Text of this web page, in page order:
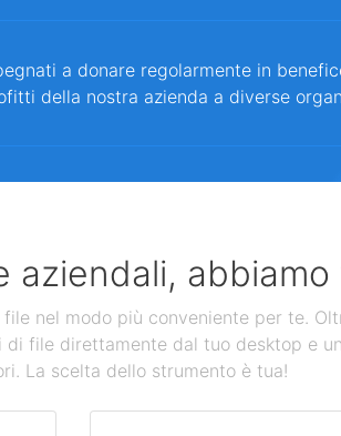
a donare regolarmente in
della nostra azienda a diverse
aziendali,
nel modo più conveniente per te.
file direttamente dal tuo desktop e
La scelta dello strumento è tua!